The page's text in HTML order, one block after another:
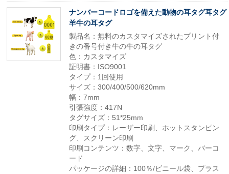
ナンバーコードロゴを備えた動物の耳タグ耳タグ
羊牛の耳タグ
製品名：無料のカスタマイズされたプリント付
きの番号付き牛の牛の耳タグ
色：カスタマイズ
証明書：ISO9001
タイプ：1回使用
サイズ：300/400/500/620mm
幅：7mm
引張強度：417N
タグサイズ：51*25mm
印刷タイプ：レーザー印刷、ホットスタンピン
グ、スクリーン印刷
印刷コンテンツ：数字、文字、マーク、バーコ
ード
パッケージの詳細：100％/ビニール袋、プラス